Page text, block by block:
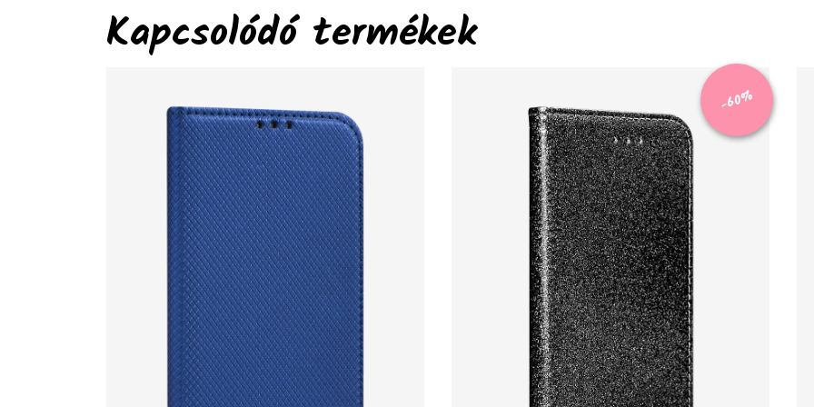
Kapcsolódó termékek
-60%